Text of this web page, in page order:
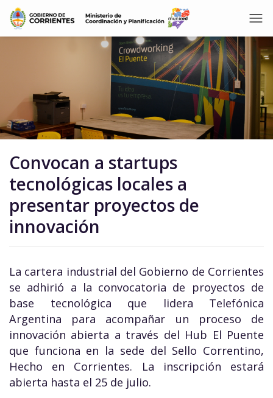
Convocan a startups
tecnológicas locales a
presentar proyectos de
innovación
La cartera industrial del Gobierno de Corrientes
se adhirió a la convocatoria de proyectos de
base tecnológica que lidera Telefónica
Argentina para acompañar un proceso de
innovación abierta a través del Hub El Puente
que funciona en la sede del Sello Correntino,
Hecho en Corrientes. La inscripción estará
abierta hasta el 25 de julio.